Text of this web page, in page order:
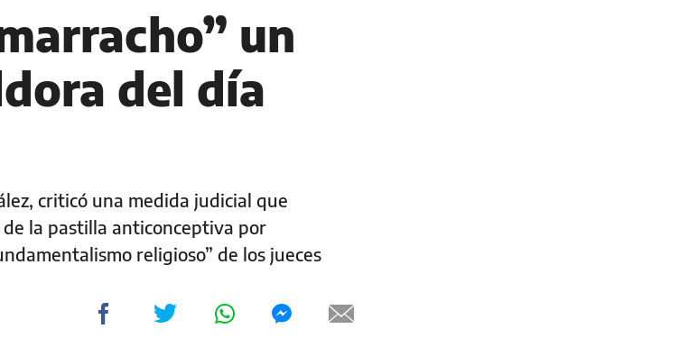
un
del día
criticó una medida judicial que
la pastilla anticonceptiva por
religioso” de los jueces